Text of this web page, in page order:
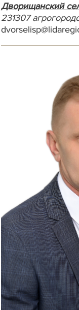
Дворищанский
231307